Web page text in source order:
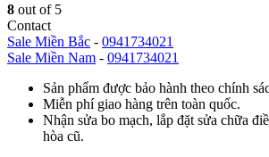
8 out of 5
Contact
Sale Miền Bắc - 0941734021
Sale Miền Nam - 0941734021
Sản phẩm được bảo hành theo chính
Miễn phí giao hàng trên toàn quốc.
Nhận sửa bo mạch, lắp đặt sửa chữa
hòa cũ.